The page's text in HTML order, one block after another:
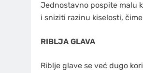
Jednostavno pospite malu
i sniziti razinu kiselosti,
RIBLJA GLAVA
Riblje glave se već dugo